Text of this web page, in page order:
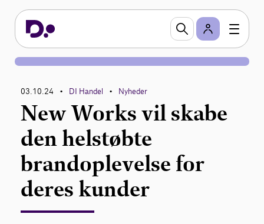
03.10.24 • DI Handel • Nyheder
New Works vil skabe
den helstøbte
brandoplevelse for
deres kunder